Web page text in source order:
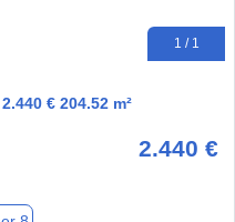
1 / 1
€ 204.52 m²
2.440 €